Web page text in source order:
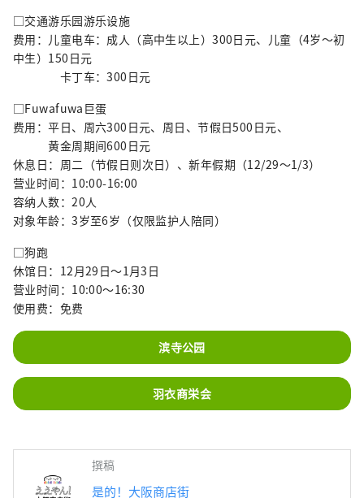
□交通游乐园游乐设施
费用：儿童电车：成人（高中生以上）300日元、儿童（4岁～初
中生）150日元
卡丁车：300日元
□Fuwafuwa巨蛋
费用：平日、周六300日元、周日、节假日500日元、
黄金周期间600日元
休息日：周二（节假日则次日）、新年假期（12/29～1/3）
营业时间：10:00-16:00
容纳人数：20人
对象年龄：3岁至6岁（仅限监护人陪同）
□狗跑
休馆日：12月29日～1月3日
营业时间：10:00～16:30
使用费：免费
滨寺公园
羽衣商栄会
撰稿
是的！大阪商店街